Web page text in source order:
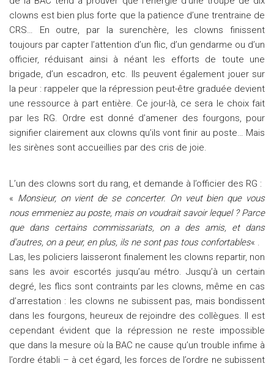
clowns est bien plus forte que la patience d’une trentraine de
CRS… En outre, par la surenchère, les clowns finissent
toujours par capter l’attention d’un flic, d’un gendarme ou d’un
officier, réduisant ainsi à néant les efforts de toute une
brigade, d’un escadron, etc. Ils peuvent également jouer sur
la peur : rappeler que la répression peut-être graduée devient
une ressource à part entière. Ce jour-là, ce sera le choix fait
par les RG. Ordre est donné d’amener des fourgons, pour
signifier clairement aux clowns qu’ils vont finir au poste… Mais
les sirènes sont accueillies par des cris de joie.
L’un des clowns sort du rang, et demande à l’officier des RG :
« Monsieur, on vient de se concerter. On veut bien que vous
nous emmeniez au poste, mais on voudrait savoir lequel ? Parce
que dans certains commissariats, on a des amis, et dans
d’autres, on a peur, en plus, ils ne sont pas tous confortables« .
Las, les policiers laisseront finalement les clowns repartir, non
sans les avoir escortés jusqu’au métro. Jusqu’à un certain
degré, les flics sont contraints par les clowns, même en cas
d’arrestation : les clowns ne subissent pas, mais bondissent
dans les fourgons, heureux de rejoindre des collègues. Il est
cependant évident que la répression ne reste impossible
que dans la mesure où la BAC ne cause qu’un trouble infime à
l’ordre établi – à cet égard, les forces de l’ordre ne subissent